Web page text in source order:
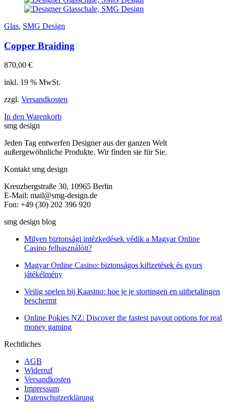
Glas, SMG Design
Copper Braiding
870,00 €
inkl. 19 % MwSt.
zzgl. Versandkosten
In den Warenkorb
smg design
Jeden Tag entwerfen Designer aus der ganzen Welt
außergewöhnliche Produkte. Wir finden sie für Sie.
Kontakt smg design
Kreuzbergstraße 30, 10965 Berlin
E-Mail: mail@smg-design.de
Fon: +49 (30) 202 396 920
smg design blog
Milyen biztonsági intézkedések védik a Magyar Online
Casino felhasználóit?
Magyar Online Casino: biztonságos kifizetések és gyors
játékélmény
Veilig spelen bij Kaasino: hoe je je stortingen en uitbetalingen
beschermt
Online Pokies NZ: Discover the fastest payout options for real
money gaming
Rechtliches
AGB
Widerruf
Versandkosten
Impressum
Datenschutzerklärung